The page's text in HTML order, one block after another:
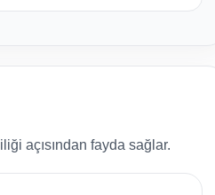
açısından fayda sağlar.